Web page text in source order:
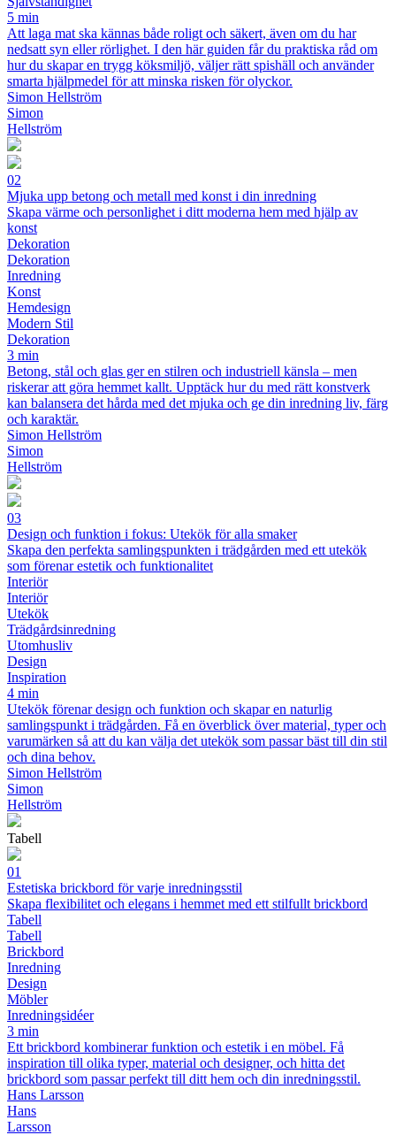
5 min
Att laga mat ska kännas både roligt och säkert, även om du har
nedsatt syn eller rörlighet. I den här guiden får du praktiska råd om
hur du skapar en trygg köksmiljö, väljer rätt spishäll och använder
smarta hjälpmedel för att minska risken för olyckor.
Simon Hellström
Simon
Hellström
02
Mjuka upp betong och metall med konst i din inredning
Skapa värme och personlighet i ditt moderna hem med hjälp av
konst
Dekoration
Dekoration
Inredning
Konst
Hemdesign
Modern Stil
Dekoration
3 min
Betong, stål och glas ger en stilren och industriell känsla – men
riskerar att göra hemmet kallt. Upptäck hur du med rätt konstverk
kan balansera det hårda med det mjuka och ge din inredning liv, färg
och karaktär.
Simon Hellström
Simon
Hellström
03
Design och funktion i fokus: Utekök för alla smaker
Skapa den perfekta samlingspunkten i trädgården med ett utekök
som förenar estetik och funktionalitet
Interiör
Interiör
Utekök
Trädgårdsinredning
Utomhusliv
Design
Inspiration
4 min
Utekök förenar design och funktion och skapar en naturlig
samlingspunkt i trädgården. Få en överblick över material, typer och
varumärken så att du kan välja det utekök som passar bäst till din stil
och dina behov.
Simon Hellström
Simon
Hellström
Tabell
01
Estetiska brickbord för varje inredningsstil
Skapa flexibilitet och elegans i hemmet med ett stilfullt brickbord
Tabell
Tabell
Brickbord
Inredning
Design
Möbler
Inredningsidéer
3 min
Ett brickbord kombinerar funktion och estetik i en möbel. Få
inspiration till olika typer, material och designer, och hitta det
brickbord som passar perfekt till ditt hem och din inredningsstil.
Hans Larsson
Hans
Larsson